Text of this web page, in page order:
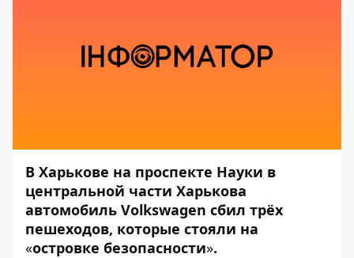
В Харькове на проспекте Науки в
центральной части Харькова
автомобиль Volkswagen сбил трёх
пешеходов, которые стояли на
«островке безопасности».